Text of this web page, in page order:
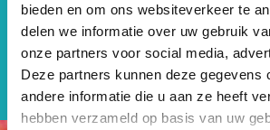
bieden en om ons websiteverkeer te
delen we informatie over uw gebruik
onze partners voor social media,
Deze partners kunnen deze gegevens
andere informatie die u aan ze heeft
hebben verzameld op basis van uw
en het Nederlands Film Festival. Houd
gaten voor meer informatie.